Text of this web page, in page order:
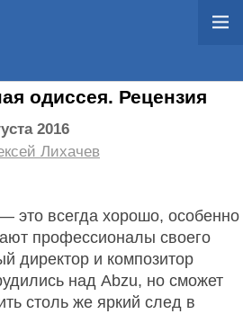
одиссея. Рецензия
2016
Лихачев
это всегда хорошо, особенно
профессионалы своего
директор и композитор
над Abzu, но сможет
столь же яркий след в